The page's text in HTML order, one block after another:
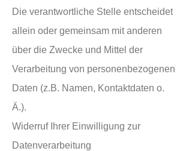
Die verantwortliche Stelle entscheidet
allein oder gemeinsam mit anderen
über die Zwecke und Mittel der
Verarbeitung von personenbezogenen
Daten (z.B. Namen, Kontaktdaten o.
Ä.).
Widerruf Ihrer Einwilligung zur
Datenverarbeitung